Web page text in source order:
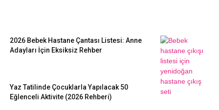
2026 Bebek Hastane Çantası Listesi: Anne
Adayları İçin Eksiksiz Rehber
Yaz Tatilinde Çocuklarla Yapılacak 50
Eğlenceli Aktivite (2026 Rehberi)